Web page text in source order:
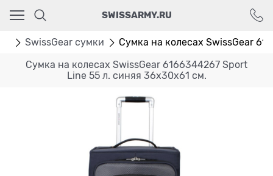
SWISSARMY.RU
SwissGear сумки Сумка на колесах SwissGear
Сумка на колесах SwissGear 6166344267 Sport
Line 55 л. синяя 36x30x61 см.
Ваш город - Москва,
угадали?
ДА НЕТ